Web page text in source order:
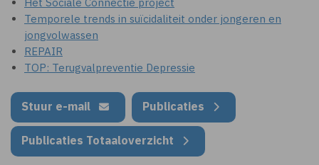
Temporele trends in suïcidaliteit onder jongeren en
jongvolwassen
REPAIR
TOP: Terugvalpreventie Depressie
Stuur e-mail Publicaties
Publicaties Totaaloverzicht